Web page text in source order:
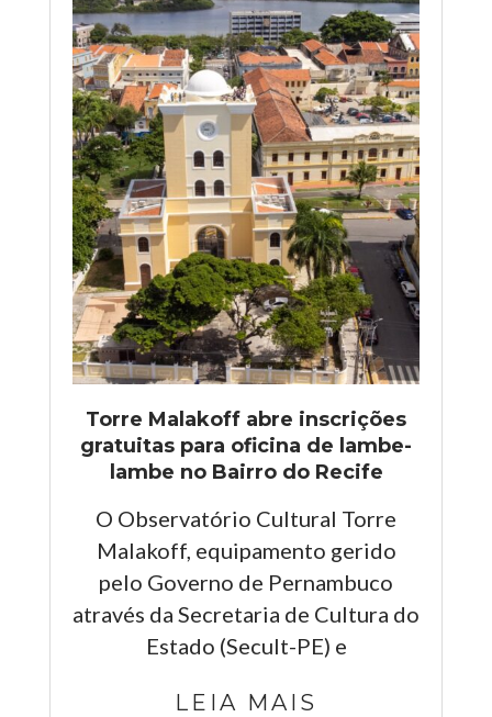
Torre Malakoff abre inscrições
gratuitas para oficina de lambe-
lambe no Bairro do Recife
O Observatório Cultural Torre
Malakoff, equipamento gerido
pelo Governo de Pernambuco
através da Secretaria de Cultura do
Estado (Secult-PE) e
LEIA MAIS